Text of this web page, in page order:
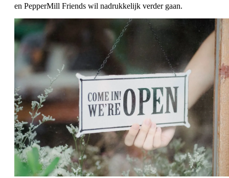
en PepperMill Friends wil nadrukkelijk verder gaan.